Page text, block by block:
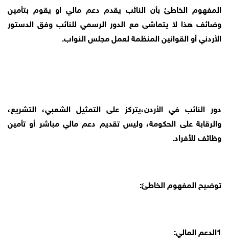
المفهوم الخاطئ بأن النائب يقدم دعم مالي او يقوم بتأمين
وضائف هذا لا يتماشى مع الدور الرسمي للنائب وفق الدستور
الأردني أو القوانين المنظمة لعمل مجلس النواب.
دور النائب في الأردن،يتركز على التمثيل الشعبي، التشريع،
والرقابة على الحكومة، وليس تقديم دعم مالي مباشر أو تأمين
وظائف للأفراد.
توضيح المفهوم الخاطئ:
1الدعم المالي: